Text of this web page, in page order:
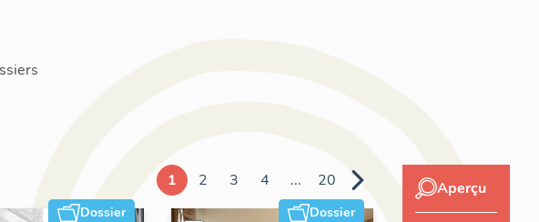
1 2 3 4 ... 20
Dossier Dossier
Aperçu